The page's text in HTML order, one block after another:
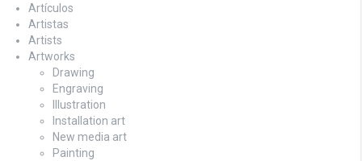
Artículos
Artistas
Artists
Artworks
Drawing
Engraving
Illustration
Installation art
New media art
Painting